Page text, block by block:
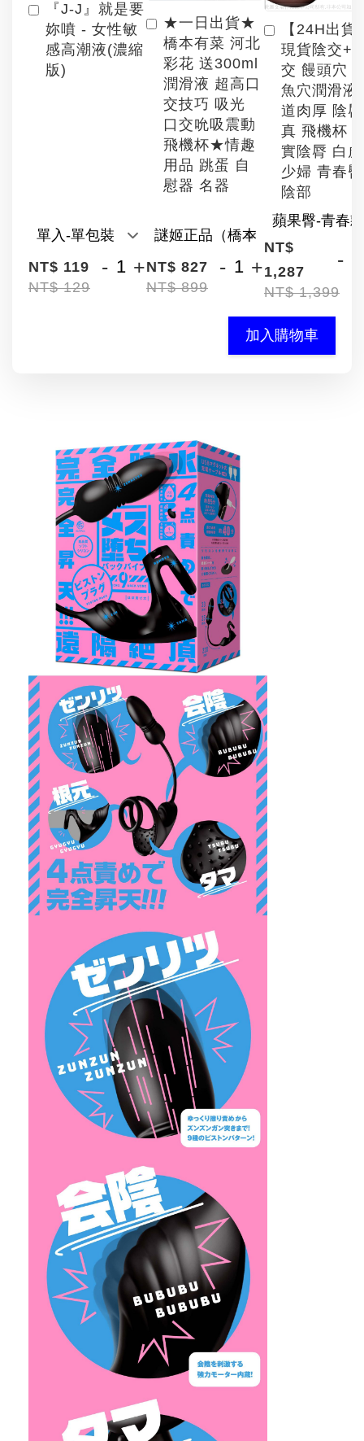
『J-J』就是要
妳噴 - 女性敏
感高潮液(濃縮
版)
NT$ 119
NT$ 129
- +
★一日出貨★
橋本有菜 河北
彩花 送300ml
潤滑液 超高口
交技巧 吸光
口交吮吸震動
飛機杯★情趣
用品 跳蛋 自
慰器 名器
NT$ 827
NT$ 899
- +
【24H出貨
現貨陰交+
交 饅頭穴
魚穴潤滑液
道肉厚 陰
真 飛機杯
實陰脣 白
少婦 青春臀
陰部
NT$
1,287
NT$ 1,399
-
加入購物車